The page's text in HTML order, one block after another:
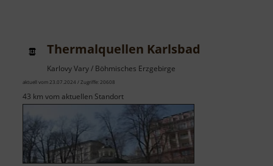
Thermalquellen Karlsbad
Karlovy Vary / Böhmisches Erzgebirge
aktuell vom 23.07.2024 / Zugriffe: 20608
43 km vom aktuellen Standort